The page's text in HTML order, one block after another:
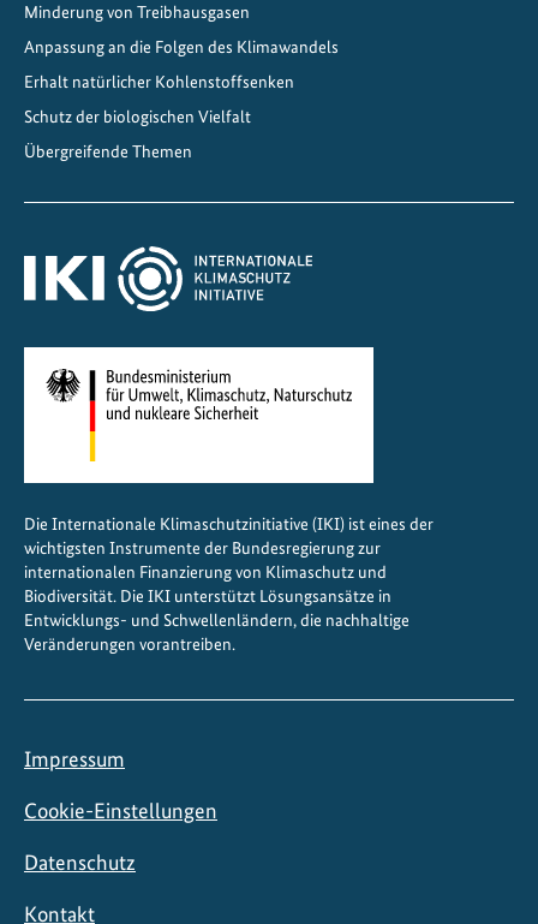
Minderung von Treibhausgasen
Anpassung an die Folgen des Klimawandels
Erhalt natürlicher Kohlenstoffsenken
Schutz der biologischen Vielfalt
Übergreifende Themen
Die Internationale Klimaschutzinitiative (IKI) ist eines der
wichtigsten Instrumente der Bundesregierung zur
internationalen Finanzierung von Klimaschutz und
Biodiversität. Die IKI unterstützt Lösungsansätze in
Entwicklungs- und Schwellenländern, die nachhaltige
Veränderungen vorantreiben.
Impressum
Cookie-Einstellungen
Datenschutz
Kontakt